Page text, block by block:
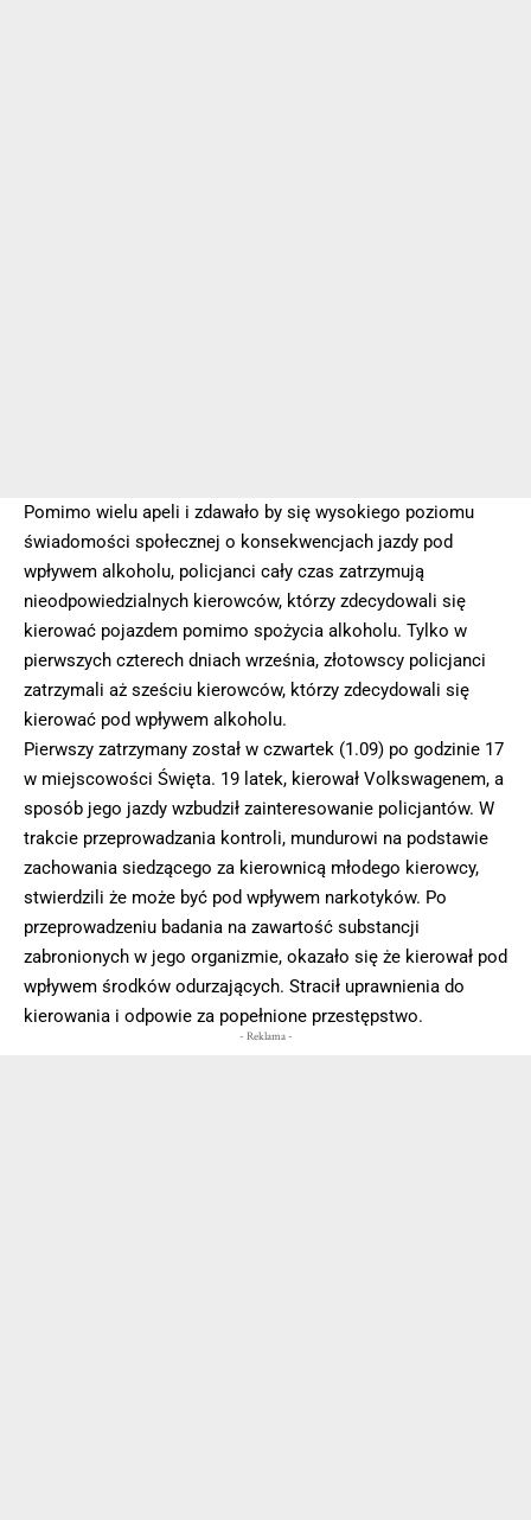
Pomimo wielu apeli i zdawało by się wysokiego poziomu
świadomości społecznej o konsekwencjach jazdy pod
wpływem alkoholu, policjanci cały czas zatrzymują
nieodpowiedzialnych kierowców, którzy zdecydowali się
kierować pojazdem pomimo spożycia alkoholu. Tylko w
pierwszych czterech dniach września, złotowscy policjanci
zatrzymali aż sześciu kierowców, którzy zdecydowali się
kierować pod wpływem alkoholu.
Pierwszy zatrzymany został w czwartek (1.09) po godzinie 17
w miejscowości Święta. 19 latek, kierował Volkswagenem, a
sposób jego jazdy wzbudził zainteresowanie policjantów. W
trakcie przeprowadzania kontroli, mundurowi na podstawie
zachowania siedzącego za kierownicą młodego kierowcy,
stwierdzili że może być pod wpływem narkotyków. Po
przeprowadzeniu badania na zawartość substancji
zabronionych w jego organizmie, okazało się że kierował pod
wpływem środków odurzających. Stracił uprawnienia do
kierowania i odpowie za popełnione przestępstwo.
- Reklama -